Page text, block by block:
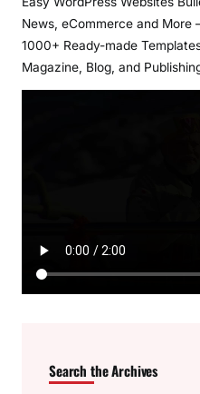
News, eCommerce and More
1000+ Ready-made
Magazine, Blog, and
Search the Archives